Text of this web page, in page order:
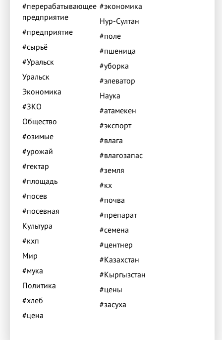
#перерабатывающее
предприятие
#предприятие
#сырьё
#Уральск
Уральск
Экономика
#ЗКО
Общество
#озимые
#урожай
#гектар
#площадь
#посев
#посевная
Культура
#кхп
Мир
#мука
Политика
#хлеб
#цена
#экономика
Нур-Султан
#поле
#пшеница
#уборка
#элеватор
Наука
#атамекен
#экспорт
#влага
#влагозапас
#земля
#кх
#почва
#препарат
#семена
#центнер
#Казахстан
#Кыргызстан
#цены
#засуха